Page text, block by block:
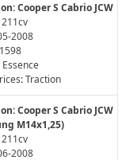
Cooper S Cabrio JCW
2008
Traction
Cooper S Cabrio JCW
M14x1,25)
2008